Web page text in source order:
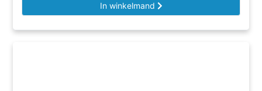
In winkelmand